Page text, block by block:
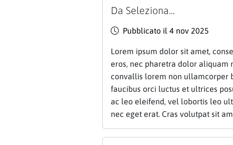
Da Seleziona...
Pubblicato il 4 nov 2025
Lorem ipsum dolor sit amet,
eros, nec pharetra dolor aliquam
convallis lorem non ullamcorper
faucibus orci luctus et ultrices
ac leo eleifend, vel lobortis leo
nec eget erat. Cras volutpat sit